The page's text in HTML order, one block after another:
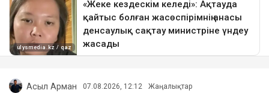
Асыл Арман 07.08.2026, 12:12 Жаңалықтар